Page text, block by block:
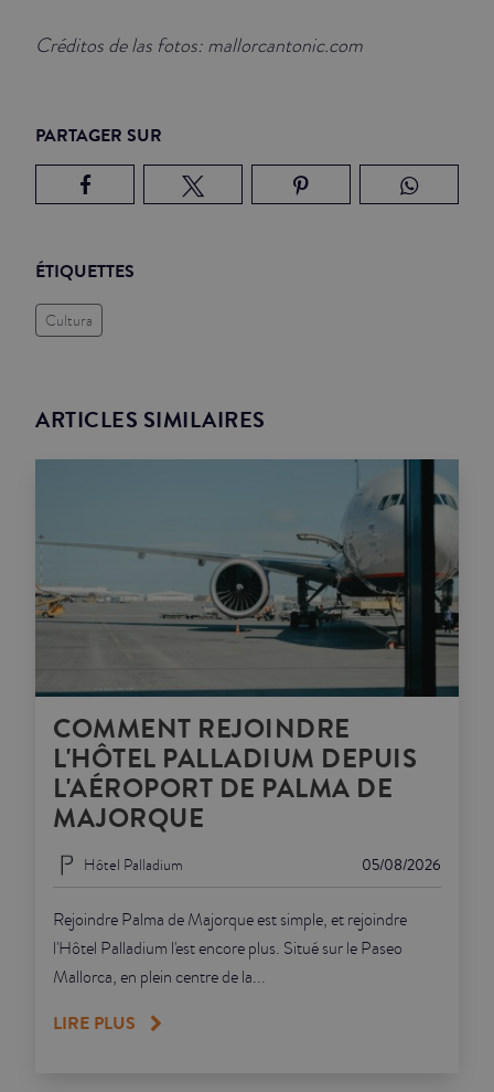
Créditos de las fotos: mallorcantonic.com
PARTAGER SUR
ÉTIQUETTES
Cultura
ARTICLES SIMILAIRES
COMMENT REJOINDRE
L'HÔTEL PALLADIUM DEPUIS
L'AÉROPORT DE PALMA DE
MAJORQUE
05/08/2026
Hôtel Palladium
Rejoindre Palma de Majorque est simple, et rejoindre
l'Hôtel Palladium l'est encore plus. Situé sur le Paseo
Mallorca, en plein centre de la...
LIRE PLUS